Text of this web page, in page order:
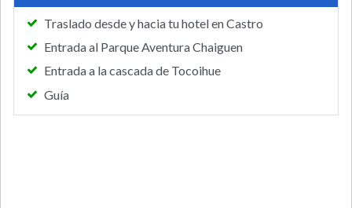
Traslado desde y hacia tu hotel en Castro
Entrada al Parque Aventura Chaiguen
Entrada a la cascada de Tocoihue
Guía